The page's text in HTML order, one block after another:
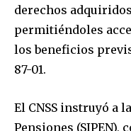
derechos
permitiéndoles
los beneficios
87-01.
El CNSS instruyó a
Pensiones (SIPEN),